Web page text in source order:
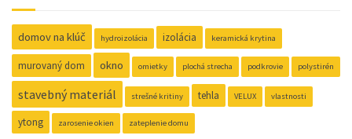
domov na klúč hydroizolácia izolácia keramická krytina
murovaný dom okno omietky plochá strecha podkrovie polystirén
stavebný materiál strešné kritiny tehla VELUX vlastnosti
ytong zarosenie okien zateplenie domu